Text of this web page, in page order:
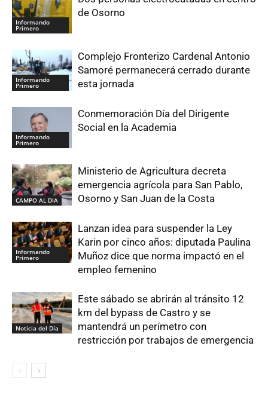
Informando
Primero
de Osorno
Informando
Primero
Complejo Fronterizo Cardenal Antonio
Samoré permanecerá cerrado durante
esta jornada
Informando
Primero
Conmemoración Día del Dirigente
Social en la Academia
CAMPO AL DIA
Ministerio de Agricultura decreta
emergencia agrícola para San Pablo,
Osorno y San Juan de la Costa
Informando
Primero
Lanzan idea para suspender la Ley
Karin por cinco años: diputada Paulina
Muñoz dice que norma impactó en el
empleo femenino
Noticia del Día
Este sábado se abrirán al tránsito 12
km del bypass de Castro y se
mantendrá un perímetro con
restricción por trabajos de emergencia